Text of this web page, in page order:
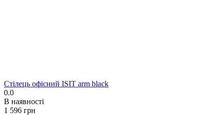
Стілець офісний ISIT arm black
0.0
В наявності
‍1 596‍ грн